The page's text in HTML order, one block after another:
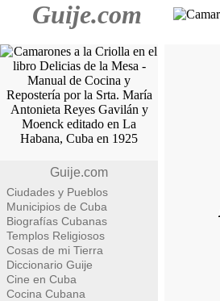
Guije.com
Guije.com
Ciudades y Pueblos
Municipios de Cuba
Biografías Cubanas
Templos Religiosos
Cosas de mi Tierra
Diccionario Guije
Cine en Cuba
Cocina Cubana